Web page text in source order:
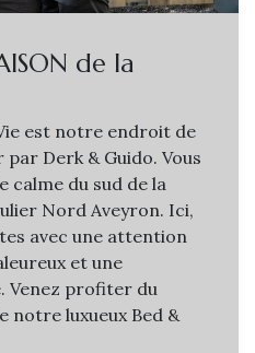
de la
est notre endroit de
Derk & Guido. Vous
calme du sud de la
Nord Aveyron. Ici,
avec une attention
et une
Venez profiter du
notre luxueux Bed &